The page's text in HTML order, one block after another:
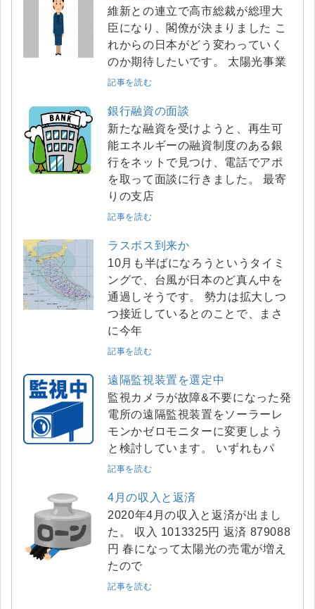
維新との連立で高市総裁が総理大
臣になり、閣僚が決まりました こ
れからの日本がどう変わっていく
のか期待したいです。 太陽光事業
記事を読む
銀行融資の面談
新たな融資を受けようと、再生可
能エネルギーの融資制度のある銀
行をネットで見つけ、電話でアポ
を取って面談に行きました。 最寄
りの支店
記事を読む
ラスボス到来か
10月も半ばになろうというタイミ
ングで、台風が日本のど真ん中を
通過しそうです。 勢力は拡大しつ
つ接近しているとのことで、まさ
に今年
記事を読む
遠隔監視装置を選定中
監視カメラが故障&不要になった発
電所の遠隔監視装置をソーラーレ
モンかゼロモニターに変更しよう
と検討しています。 いずれもパ
記事を読む
4月の収入と返済
2020年4月の収入と返済が出まし
た。 収入 1013325円 返済 879088
円 春になって太陽光の売電が増え
たので
記事を読む